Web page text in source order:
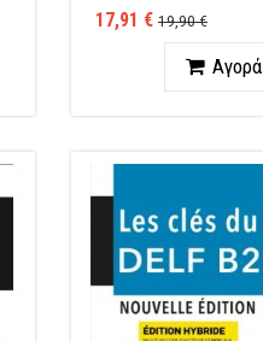
17,91 € 19,90 €
ΠοσότηταΑγορά